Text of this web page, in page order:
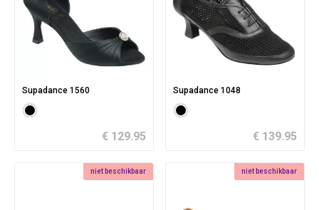
Supadance 1560
€ 129.95
Supadance 1048
€ 139.95
niet beschikbaar niet beschikbaar